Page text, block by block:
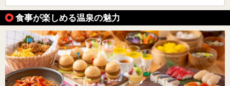
食事が楽しめる温泉の魅力